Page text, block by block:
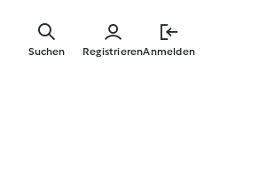
springen
RegistrierenAnmelden
Suchen